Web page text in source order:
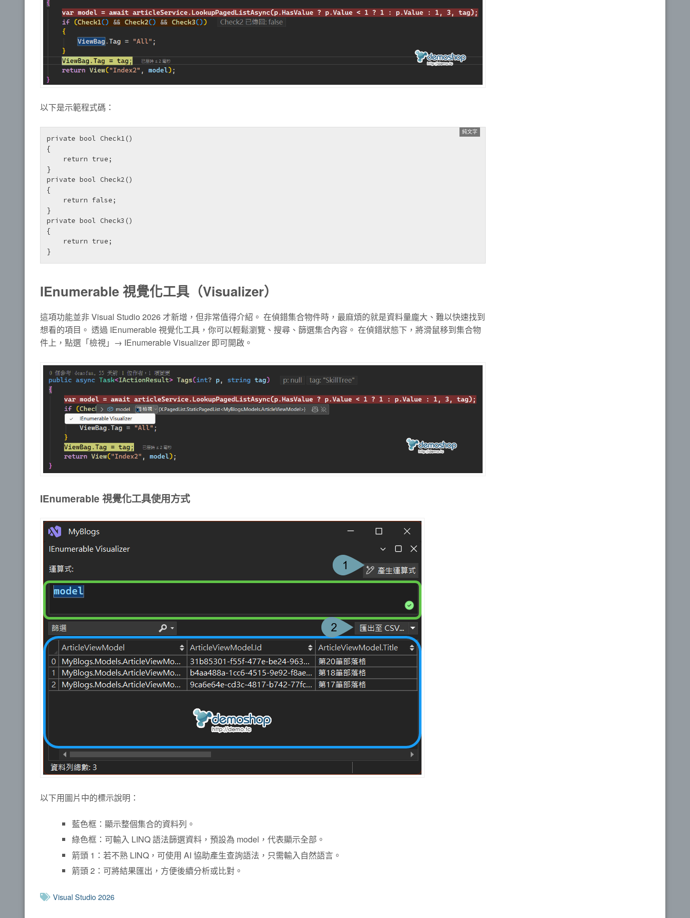
以下是示範程式碼：
private bool Check1()
{
}
private bool Check2()
{
}
private bool Check3()
{
IEnumerable 視覺化工具（Visualizer）
這項功能並非 Visual Studio 2026 才新增，但非常值得介紹。 在偵錯集合物件時，最麻煩的就是資料量龐大、難以快速找到
想看的項目。 透過 IEnumerable 視覺化工具，你可以輕鬆瀏覽、搜尋、篩選集合內容。 在偵錯狀態下，將滑鼠移到集合物
件上，點選「檢視」→ IEnumerable Visualizer 即可開啟。
IEnumerable 視覺化工具使用方式
以下用圖片中的標示說明：
藍色框：顯示整個集合的資料列。
綠色框：可輸入 LINQ 語法篩選資料，預設為 model，代表顯示全部。
箭頭 1：若不熟 LINQ，可使用 AI 協助產生查詢語法，只需輸入自然語言。
箭頭 2：可將結果匯出，方便後續分析或比對。
Visual Studio 2026